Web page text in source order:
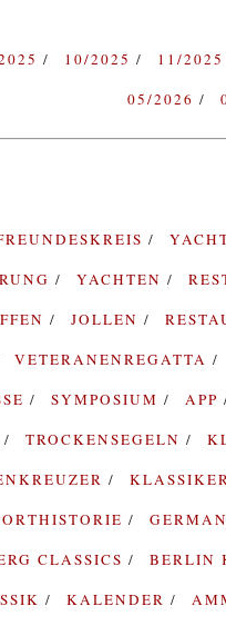
10/2025 11/
05/2026
YACHTEN
JOLLEN
VETERANENREGATTA
SYMPOSIUM APP
TROCKENSEGELN
CLASSICS
BERLIN
KALENDER